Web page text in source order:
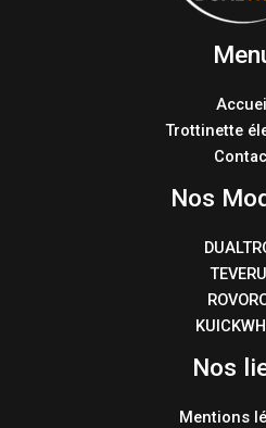
Trottinette
Nos
Nos
Mentions